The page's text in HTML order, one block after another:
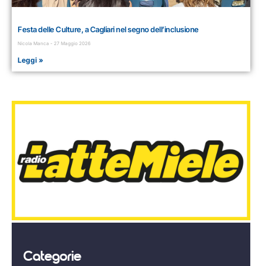
Festa delle Culture, a Cagliari nel segno dell’inclusione
Nicola Manca 27 Maggio 2026
Leggi »
Categorie